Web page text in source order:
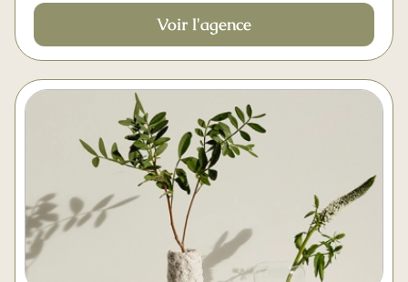
Voir l'agence